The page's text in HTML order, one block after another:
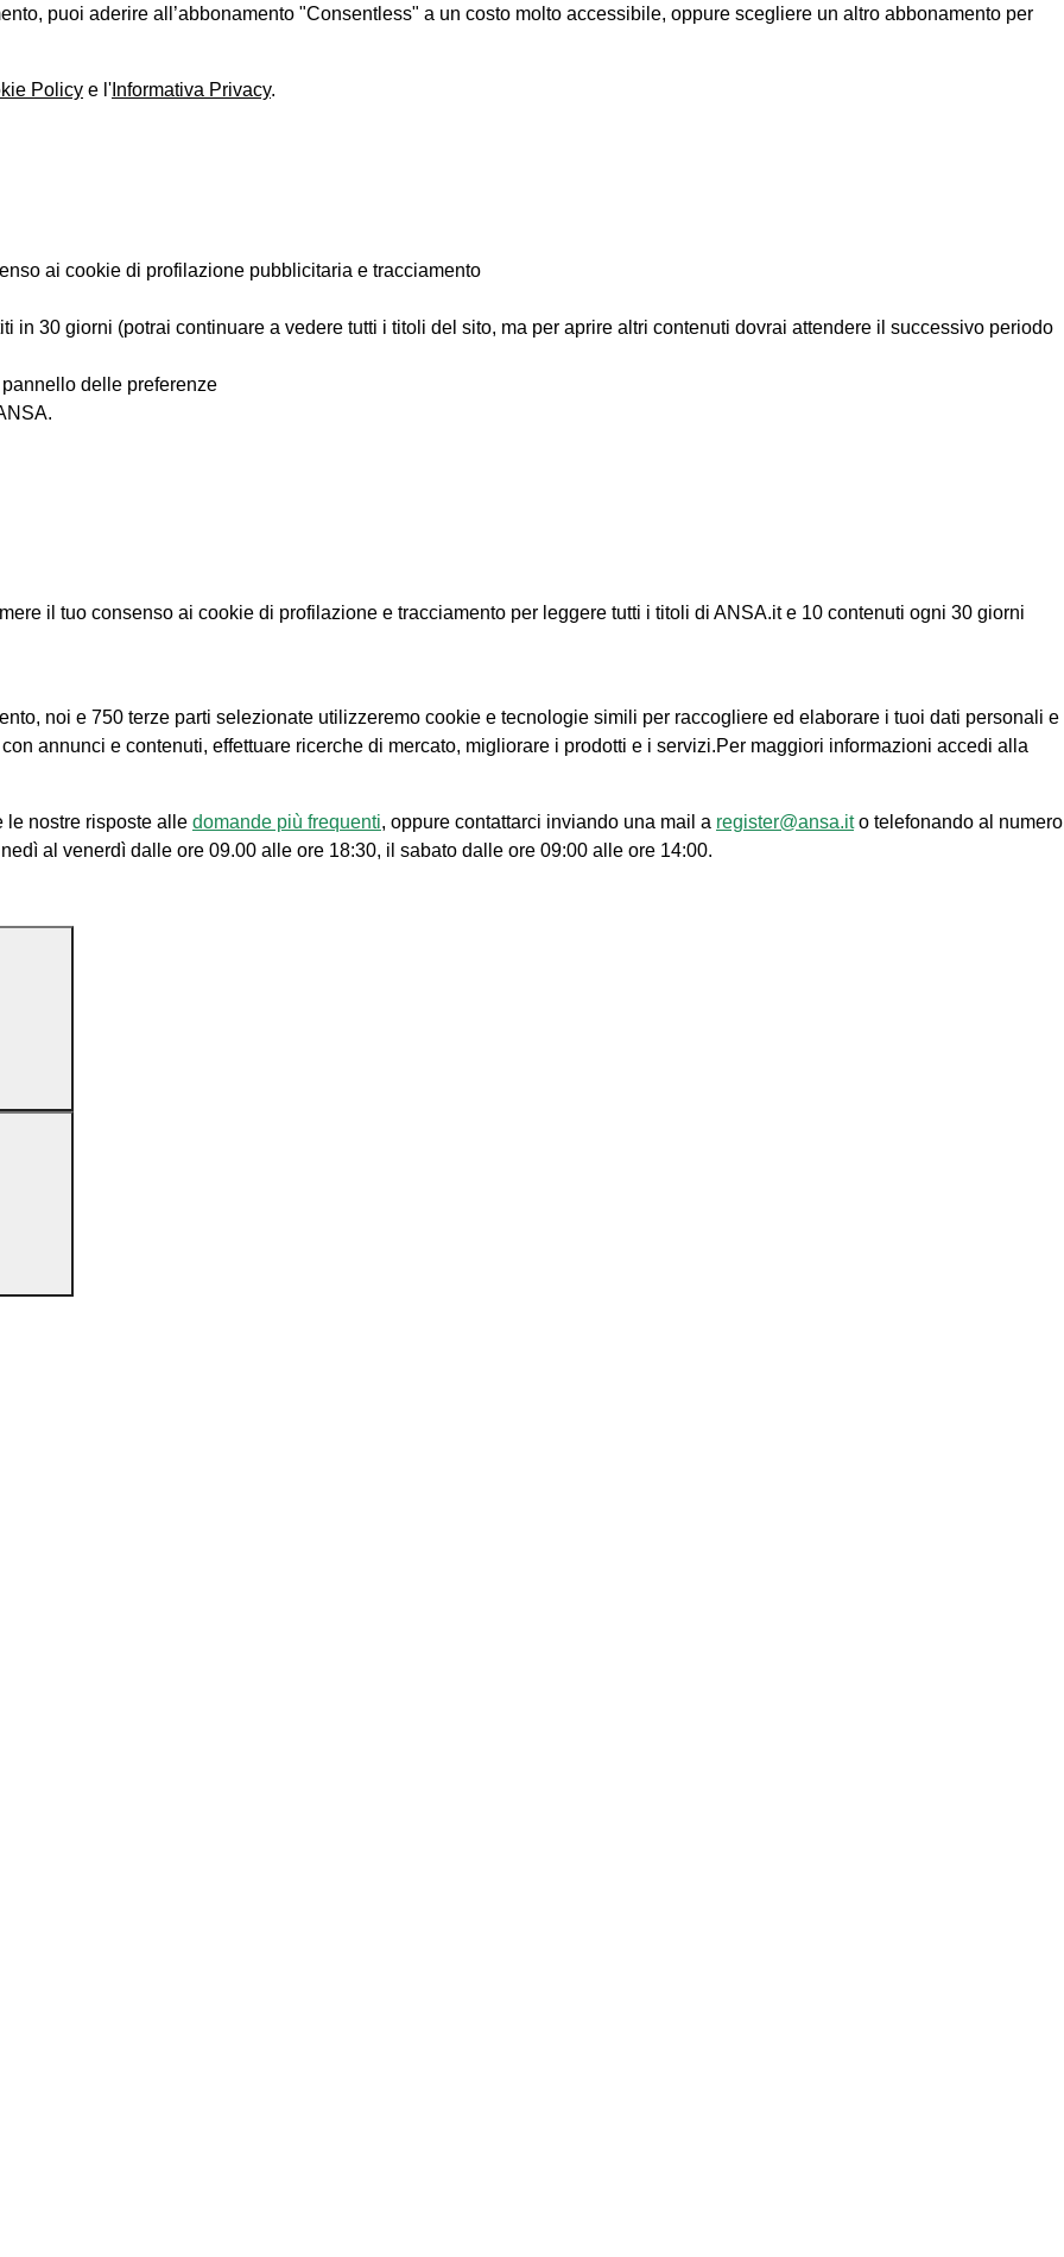
puoi aderire all’abbonamento "Consentless" a un costo molto accessibile, oppure scegliere un altro abbonamento per
Policy e l' Informativa Privacy.
ai cookie di profilazione pubblicitaria e tracciamento
in 30 giorni (potrai continuare a vedere tutti i titoli del sito, ma per aprire altri contenuti dovrai attendere il successivo periodo
delle preferenze
il tuo consenso ai cookie di profilazione e tracciamento per leggere tutti i titoli di ANSA.it e 10 contenuti ogni 30 giorni
noi e 750 terze parti selezionate utilizzeremo cookie e tecnologie simili per raccogliere ed elaborare i tuoi dati personali e
annunci e contenuti, effettuare ricerche di mercato, migliorare i prodotti e i servizi.Per maggiori informazioni accedi alla
le nostre risposte alle domande più frequenti, oppure contattarci inviando una mail a register@ansa.ito telefonando al numero
al venerdì dalle ore 09.00 alle ore 18:30, il sabato dalle ore 09:00 alle ore 14:00.